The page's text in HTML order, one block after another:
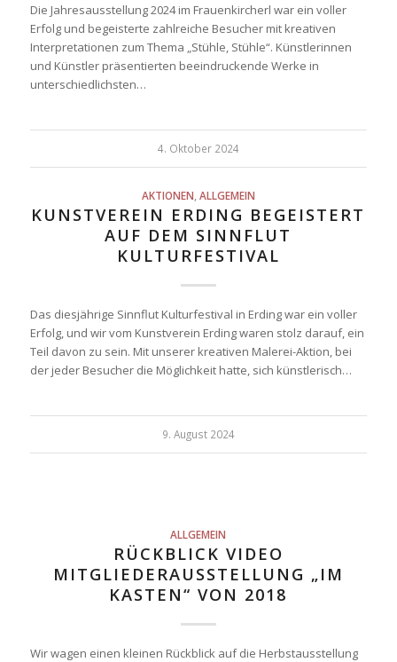
Die Jahresausstellung 2024 im Frauenkircherl war ein voller
Erfolg und begeisterte zahlreiche Besucher mit kreativen
Interpretationen zum Thema „Stühle, Stühle“. Künstlerinnen
und Künstler präsentierten beeindruckende Werke in
unterschiedlichsten…
4. Oktober 2024
AKTIONEN ALLGEMEIN
KUNSTVEREIN ERDING BEGEISTERT
AUF DEM SINNFLUT
KULTURFESTIVAL
Das diesjährige Sinnflut Kulturfestival in Erding war ein voller
Erfolg, und wir vom Kunstverein Erding waren stolz darauf, ein
Teil davon zu sein. Mit unserer kreativen Malerei-Aktion, bei
der jeder Besucher die Möglichkeit hatte, sich künstlerisch…
9. August 2024
ALLGEMEIN
RÜCKBLICK VIDEO
MITGLIEDERAUSSTELLUNG „IM
KASTEN“ VON 2018
Wir wagen einen kleinen Rückblick auf die Herbstausstellung